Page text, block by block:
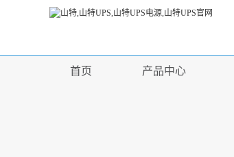
首页 产品中心